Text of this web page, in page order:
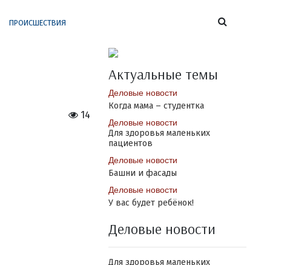
ПРОИСШЕСТВИЯ
14
Актуальные темы
Деловые новости
Когда мама – студентка
Деловые новости
Для здоровья маленьких
пациентов
Деловые новости
Башни и фасады
Деловые новости
У вас будет ребёнок!
Деловые новости
Для здоровья маленьких